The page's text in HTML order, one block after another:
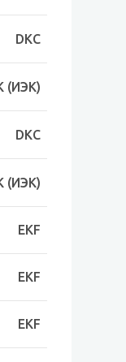
DKC
(ИЭК)
DKC
(ИЭК)
EKF
EKF
EKF